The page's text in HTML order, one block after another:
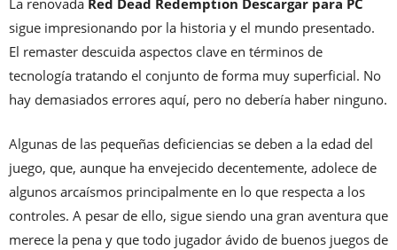
La renovada Red Dead Redemption Descargar para PC
sigue impresionando por la historia y el mundo presentado.
El remaster descuida aspectos clave en términos de
tecnología tratando el conjunto de forma muy superficial. No
hay demasiados errores aquí, pero no debería haber ninguno.
Algunas de las pequeñas deficiencias se deben a la edad del
juego, que, aunque ha envejecido decentemente, adolece de
algunos arcaísmos principalmente en lo que respecta a los
controles. A pesar de ello, sigue siendo una gran aventura que
merece la pena y que todo jugador ávido de buenos juegos de